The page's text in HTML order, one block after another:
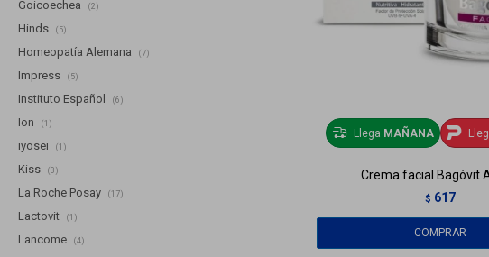
Llega MAÑANA
Crema facial Bagóvit
$ 617
Goicoechea (2)
Hinds (5)
Homeopatía Alemana (7)
Impress (5)
Instituto Español (6)
Ion (1)
iyosei (1)
Kiss (3)
La Roche Posay (17)
Lactovit (1)
Lancome (4)